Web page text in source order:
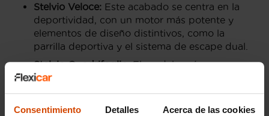
Consentimiento Detalles Acerca de las cookies
Stelvio Veloce: Este acabado se centra en la
deportividad, con un motor más potente y
elementos de diseño distintivos, como la
parrilla deportiva y el sistema de escape dual.
Stelvio Quadrifoglio:El modelo más
deportivo de la gama, con un motor V6
biturbo que ofrece una experiencia de
conducción excepcional. Incluye frenos de